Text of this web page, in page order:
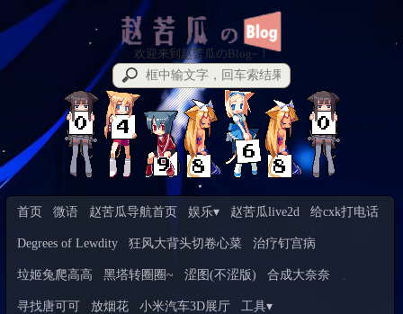
欢迎来到赵苦瓜のBlog~！
首页 微语 赵苦瓜导航首页 娱乐▾ 赵苦瓜live2d 给cxk打电话
Degrees of Lewdity 狂风大背头切卷心菜 治疗钉宫病
垃姬兔爬高高 黑塔转圈圈~ 涩图(不涩版) 合成大奈奈
寻找唐可可 放烟花 小米汽车3D展厅 工具▾